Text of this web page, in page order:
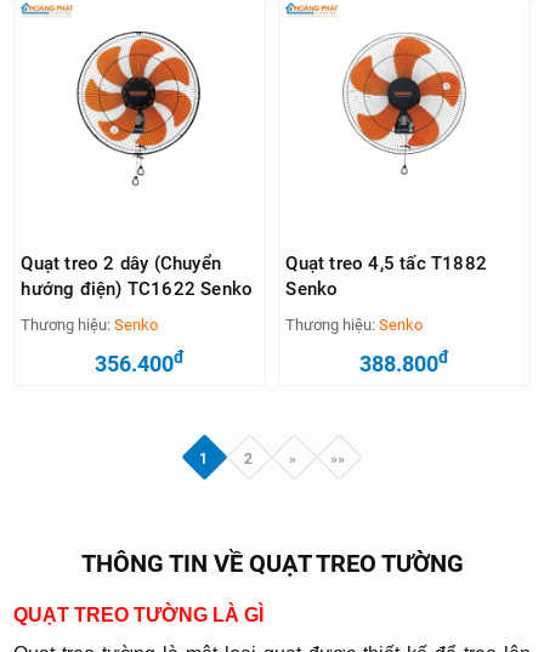
Quạt treo 2 dây (Chuyển
hướng điện) TC1622 Senko
Thương hiệu:Senko
356.400đ
Quạt treo 4,5 tấc T1882
Senko
Thương hiệu:Senko
388.800đ
1 2 » »»
THÔNG TIN VỀ QUẠT TREO TƯỜNG
QUẠT TREO TƯỜNG LÀ GÌ